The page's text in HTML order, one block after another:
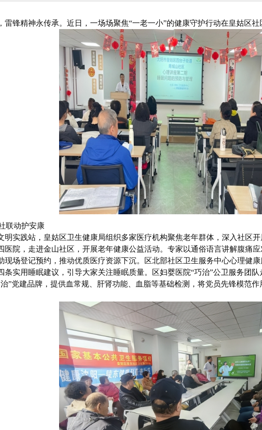
雷锋精神永传承。近日，一场场聚焦“一老一小”的健康守护行动在皇姑区社
联动护安康
明实践站，皇姑区卫生健康局组织多家医疗机构聚焦老年群体，深入社区
医院，走进金山社区，开展老年健康公益活动。专家以通俗语言讲解腹痛
现场登记预约，推动优质医疗资源下沉。区北部社区卫生服务中心心理健
条实用睡眠建议，引导大家关注睡眠质量。区妇婴医院“巧治”公卫服务团
”党建品牌，提供血常规、肝肾功能、血脂等基础检测，将党员先锋模范